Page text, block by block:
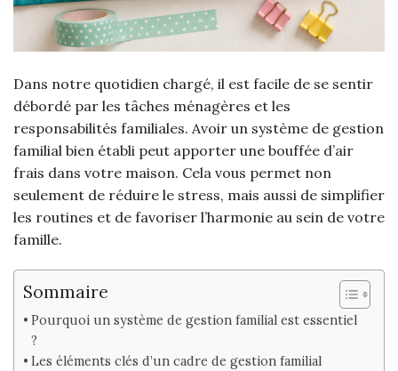
Dans notre quotidien chargé, il est facile de se sentir
débordé par les tâches ménagères et les
responsabilités familiales. Avoir un système de gestion
familial bien établi peut apporter une bouffée d’air
frais dans votre maison. Cela vous permet non
seulement de réduire le stress, mais aussi de simplifier
les routines et de favoriser l’harmonie au sein de votre
famille.
Sommaire
Pourquoi un système de gestion familial est essentiel
?
Les éléments clés d’un cadre de gestion familial